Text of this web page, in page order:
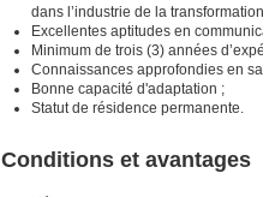
dans l’industrie de la
Excellentes aptitudes en
Minimum de trois (3) années
Connaissances approfondies en
Bonne capacité d'adaptation ;
Statut de résidence permanente.
Conditions et avantages